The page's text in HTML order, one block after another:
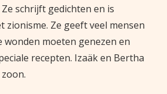
schrijft gedichten en is
zionisme. Ze geeft veel mensen
wonden moeten genezen en
recepten. Izaäk en Bertha